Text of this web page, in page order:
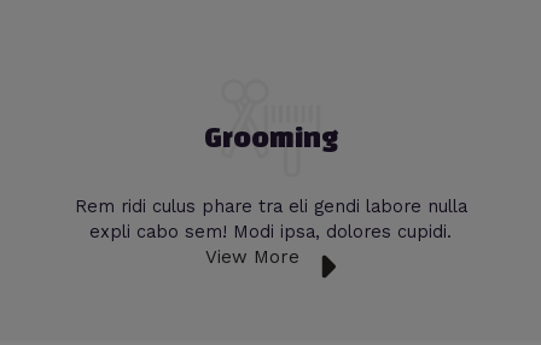
Grooming
Rem ridi culus phare tra eli gendi labore nulla
expli cabo sem! Modi ipsa, dolores cupidi.
View More